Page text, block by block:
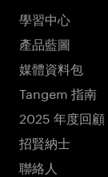
學習中心
產品藍圖
媒體資料包
Tangem 指南
2025 年度回顧
招賢納士
聯絡人